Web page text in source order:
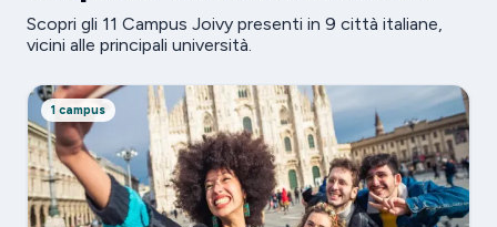
Scopri gli 11 Campus Joivy presenti in 9 città italiane,
vicini alle principali università.
1 campus